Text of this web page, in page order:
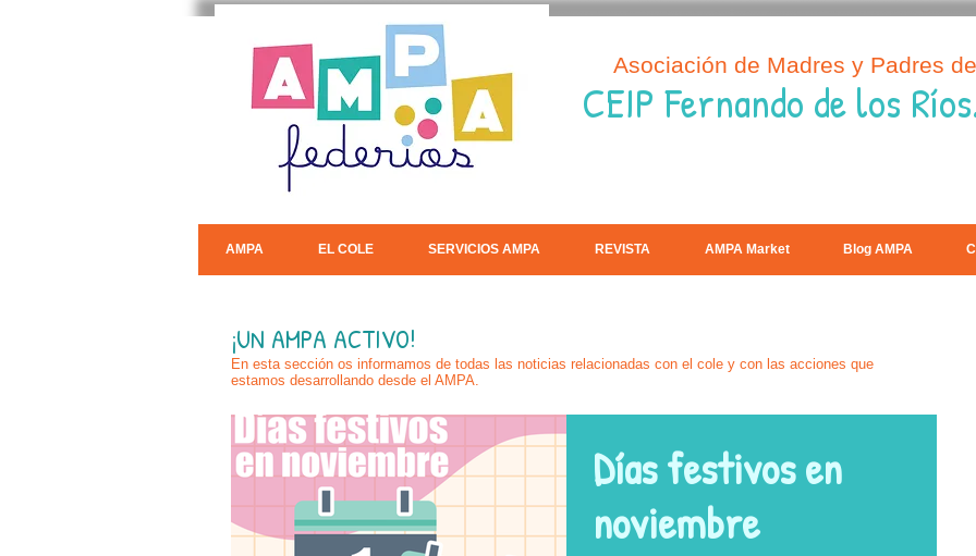
Asociación de Madres y Padres
CEIP Fernando de los
AMPA EL COLE SERVICIOS AMPA REVISTA AMPA Market Blog AMPA
¡UN AMPA ACTIVO!
En esta sección os informamos de todas las noticias relacionadas con el cole y con las acciones que
estamos desarrollando desde el AMPA.
Días festivos en
noviembre